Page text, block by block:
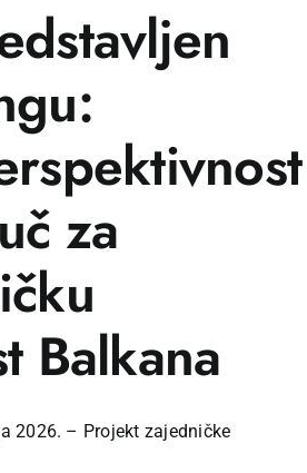
za
Balkana
2026. – Projekt zajedničke